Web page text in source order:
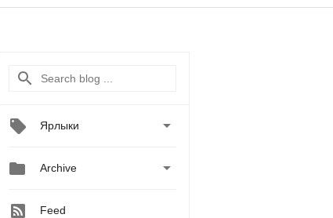
Ярлыки 
 Archive 
Feed